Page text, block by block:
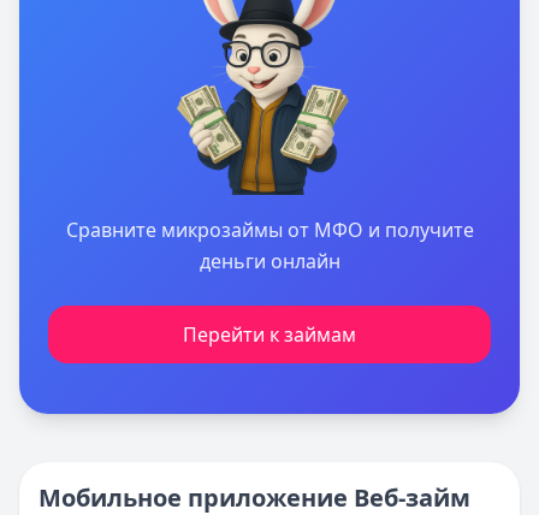
Сравните микрозаймы от МФО и получите
деньги онлайн
Перейти к займам
Мобильное приложение Веб-займ